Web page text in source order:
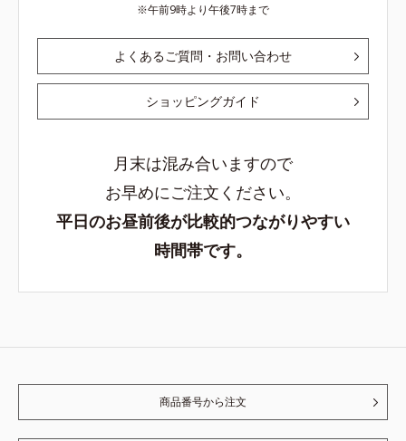
午前9時より午後7時まで
よくあるご質問・お問い合わせ
ショッピングガイド
月末は混み合いますので
お早めにご注文ください。
平日のお昼前後が比較的つながりやすい
時間帯です。
商品番号から注文